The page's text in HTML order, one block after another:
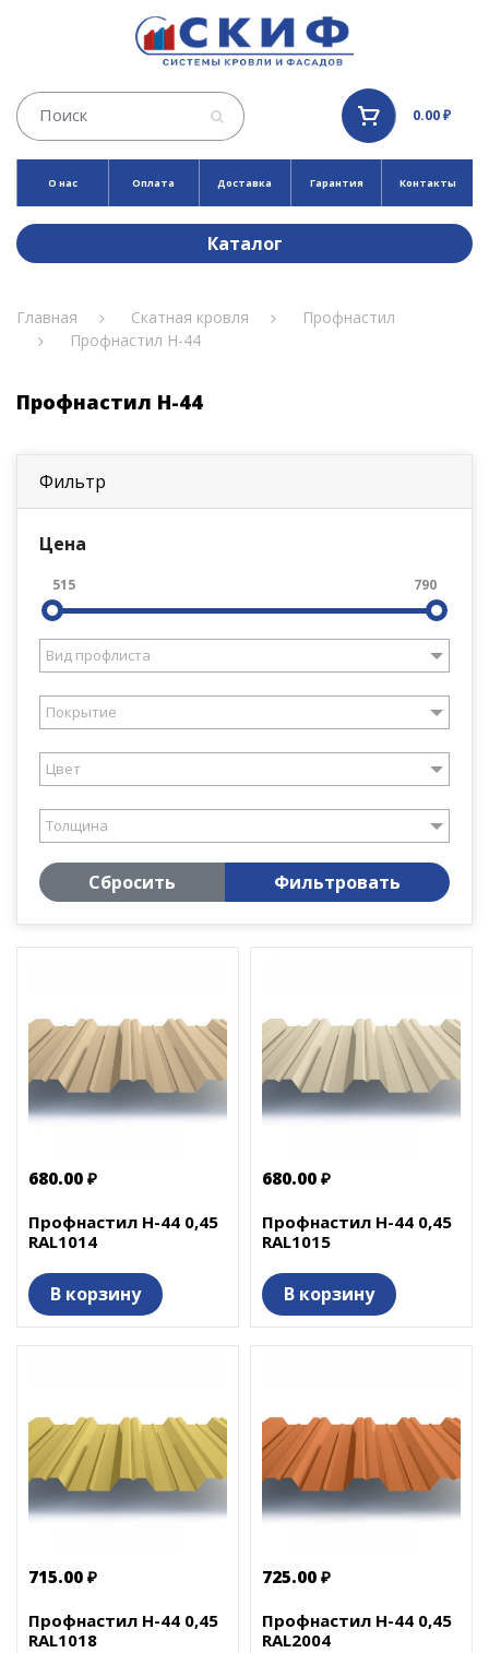
0.00 ₽
О нас Оплата Доставка Гарантия Контакты
Каталог
Главная Скатная кровля
Профнастил
Профнастил Н-44
Профнастил Н-44
Фильтр
Цена
515 790
Вид профлиста
Покрытие
Цвет
Толщина
Сбросить Фильтровать
680.00 ₽
Профнастил Н-44 0,45
RAL1014
В корзину
680.00 ₽
Профнастил Н-44 0,45
RAL1015
В корзину
715.00 ₽
Профнастил Н-44 0,45
RAL1018
725.00 ₽
Профнастил Н-44 0,45
RAL2004